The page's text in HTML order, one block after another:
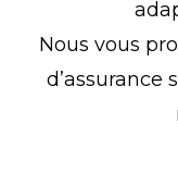
Nous vous
d’assurance